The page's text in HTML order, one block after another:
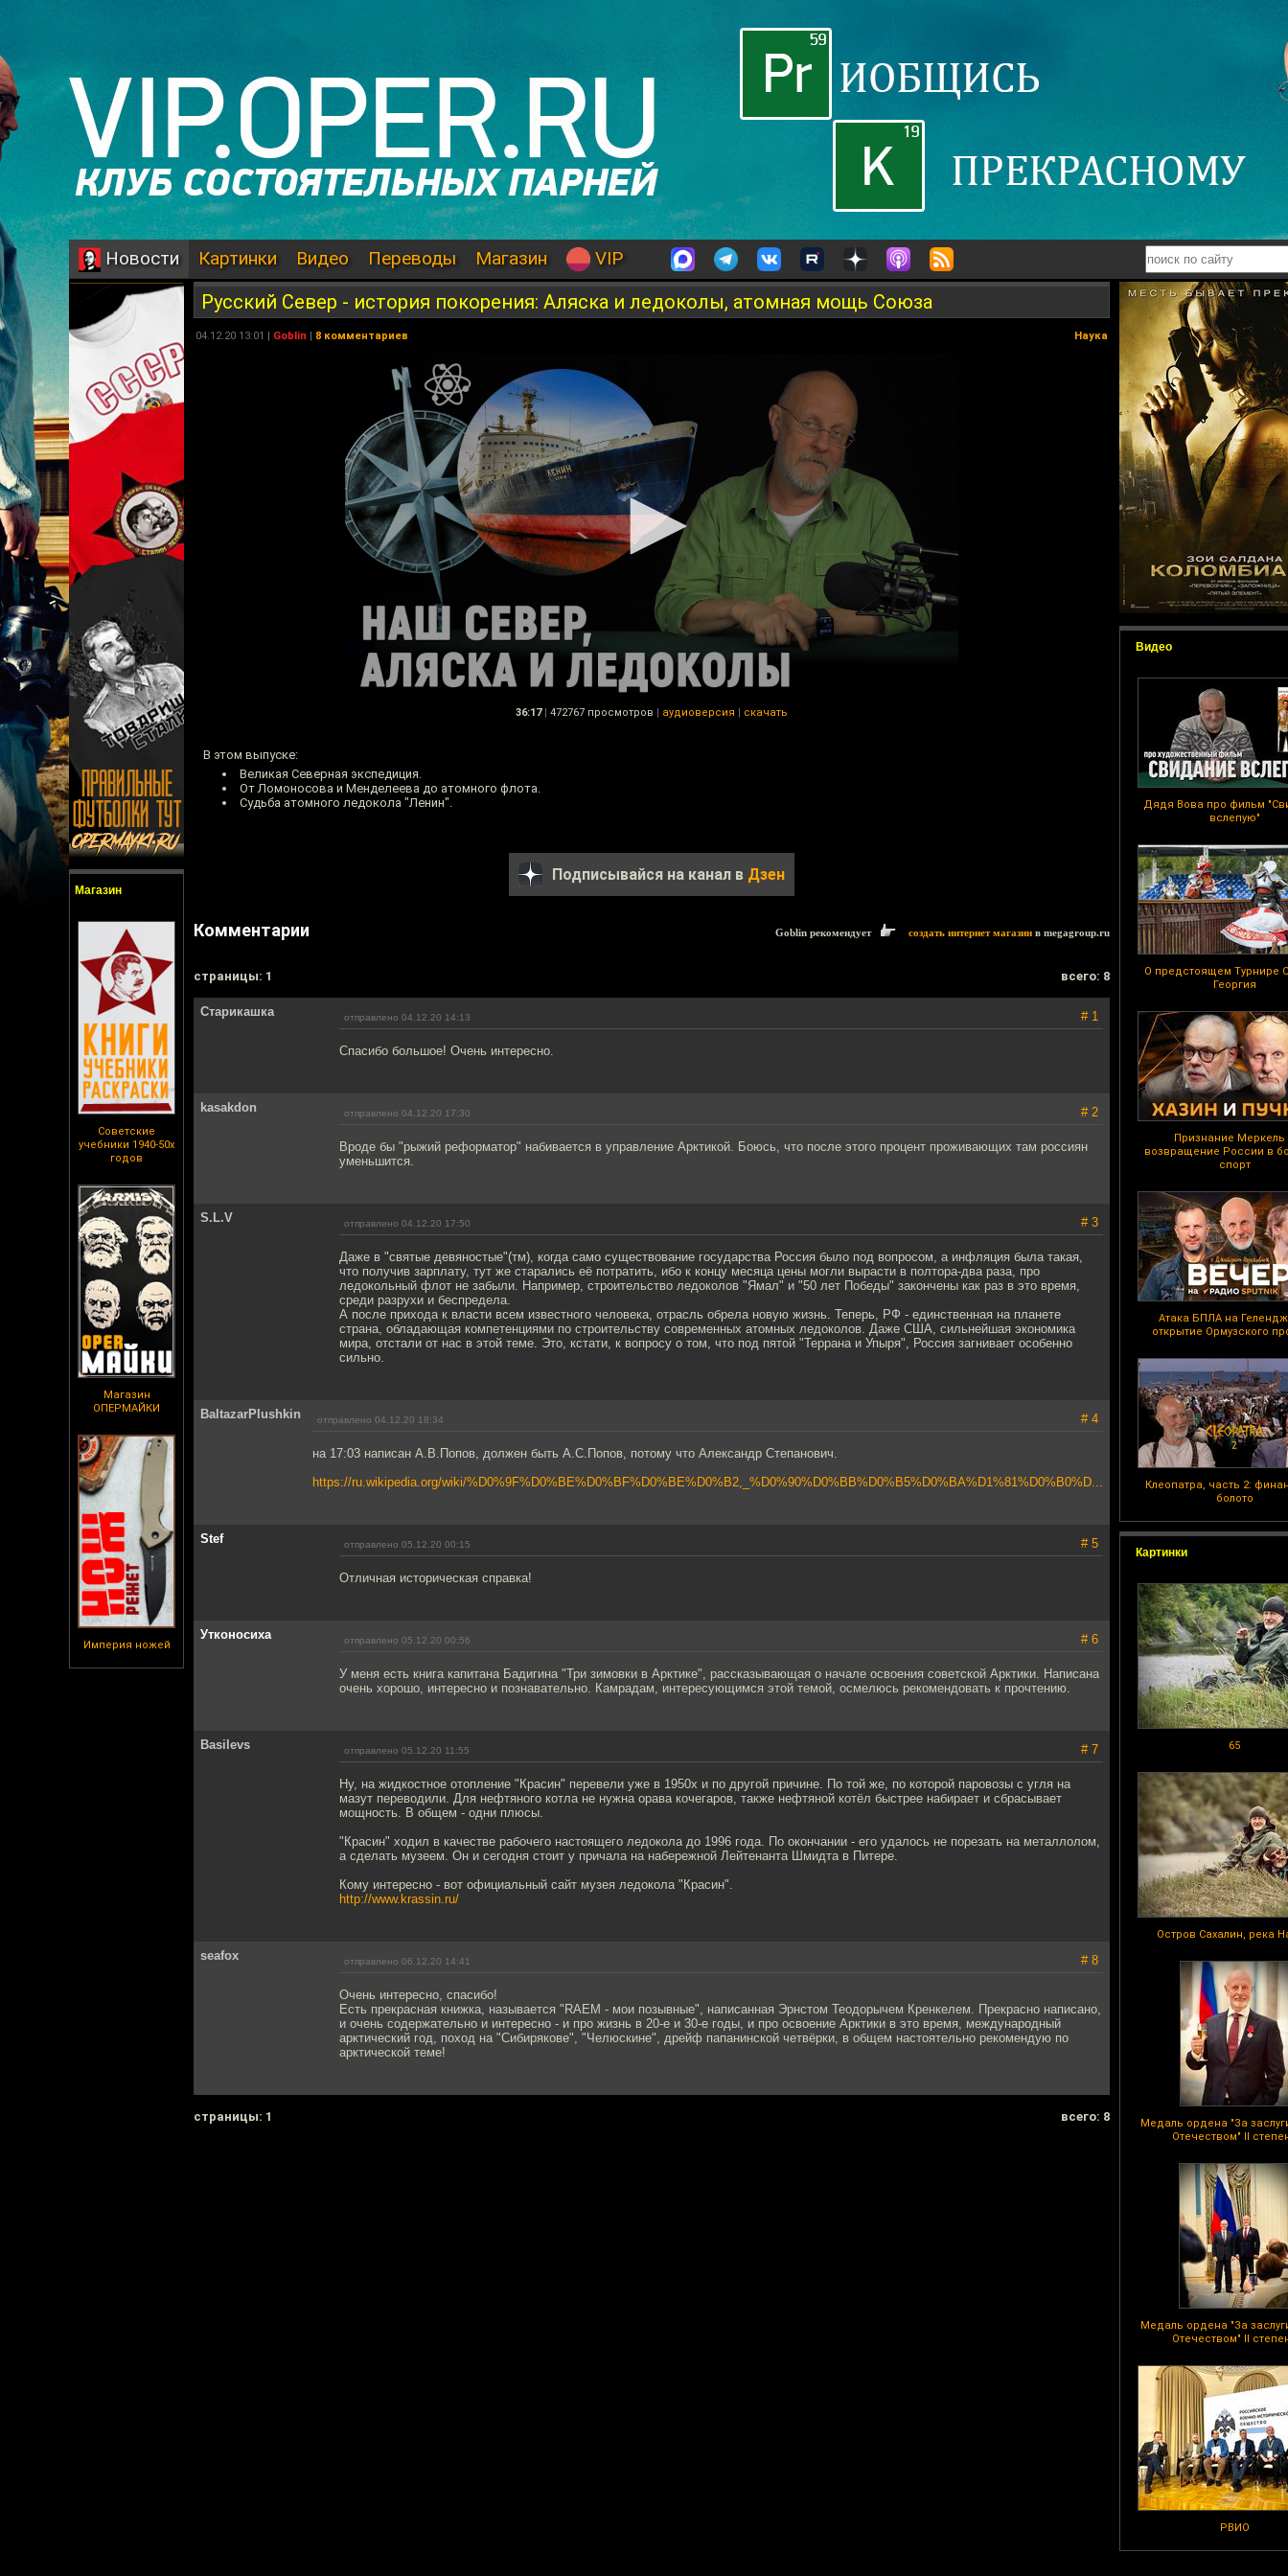
Новости Картинки Видео Переводы Магазин VIP
Магазин
Советские
учебники 1940-50х
годов
Магазин
ОПЕРМАЙКИ
Империя ножей
Видео
Дядя Вова про фильм
вслепую"
О предстоящем Турнире
Георгия
Признание Меркель
возвращение России в
спорт
Атака БПЛА на
открытие Ормузского
Клеопатра, часть 2:
болото
Картинки
65
Остров Сахалин, река
Медаль ордена "За
Отечеством" II
Медаль ордена "За
Отечеством" II
РВИО
Русский Cевер - история покорения: Аляска и ледоколы, атомная мощь Союза
04.12.20 13:01 | Goblin | 8 комментариев Наука
36:17 | 472767 просмотров | аудиоверсия | скачать
В этом выпуске:
Великая Северная экспедиция.
От Ломоносова и Менделеева до атомного флота.
Судьба атомного ледокола "Ленин".
Подписывайся на канал в Дзен
Комментарии Goblin рекомендует создать интернет магазин в megagroup.ru
cтраницы: 1 всего: 8
Старикашка отправлено 04.12.20 14:13 # 1
Спасибо большое! Очень интересно.
kasakdon отправлено 04.12.20 17:30 # 2
Вроде бы "рыжий реформатор" набивается в управление Арктикой. Боюсь, что после этого процент проживающих там россиян
уменьшится.
S.L.V отправлено 04.12.20 17:50 # 3
Даже в "святые девяностые"(тм), когда само существование государства Россия было под вопросом, а инфляция была такая,
что получив зарплату, тут же старались её потратить, ибо к концу месяца цены могли вырасти в полтора-два раза, про
ледокольный флот не забыли. Например, строительство ледоколов "Ямал" и "50 лет Победы" закончены как раз в это время,
среди разрухи и беспредела.
А после прихода к власти всем известного человека, отрасль обрела новую жизнь. Теперь, РФ - единственная на планете
страна, обладающая компетенциями по строительству современных атомных ледоколов. Даже США, сильнейшая экономика
мира, отстали от нас в этой теме. Это, кстати, к вопросу о том, что под пятой "Террана и Упыря", Россия загнивает особенно
сильно.
BaltazarPlushkin отправлено 04.12.20 18:34 # 4
на 17:03 написан А.В.Попов, должен быть А.С.Попов, потому что Александр Степанович.
https://ru.wikipedia.org/wiki/%D0%9F%D0%BE%D0%BF%D0%BE%D0%B2,_%D0%90%D0%BB%D0%B5%D0%BA%D1%81%D0%B0%D...
Stef отправлено 05.12.20 00:15 # 5
Отличная историческая справка!
Утконосиха отправлено 05.12.20 00:56 # 6
У меня есть книга капитана Бадигина "Три зимовки в Арктике", рассказывающая о начале освоения советской Арктики. Написана
очень хорошо, интересно и познавательно. Камрадам, интересующимся этой темой, осмелюсь рекомендовать к прочтению.
Basilevs отправлено 05.12.20 11:55 # 7
Ну, на жидкостное отопление "Красин" перевели уже в 1950х и по другой причине. По той же, по которой паровозы с угля на
мазут переводили. Для нефтяного котла не нужна орава кочегаров, также нефтяной котёл быстрее набирает и сбрасывает
мощность. В общем - одни плюсы.
"Красин" ходил в качестве рабочего настоящего ледокола до 1996 года. По окончании - его удалось не порезать на металлолом,
а сделать музеем. Он и сегодня стоит у причала на набережной Лейтенанта Шмидта в Питере.
Кому интересно - вот официальный сайт музея ледокола "Красин".
http://www.krassin.ru/
seafox отправлено 06.12.20 14:41 # 8
Очень интересно, спасибо!
Есть прекрасная книжка, называется "RAEM - мои позывные", написанная Эрнстом Теодорычем Кренкелем. Прекрасно написано,
и очень содержательно и интересно - и про жизнь в 20-е и 30-е годы, и про освоение Арктики в это время, международный
арктический год, поход на "Сибирякове", "Челюскине", дрейф папанинской четвёрки, в общем настоятельно рекомендую по
арктической теме!
cтраницы: 1 всего: 8